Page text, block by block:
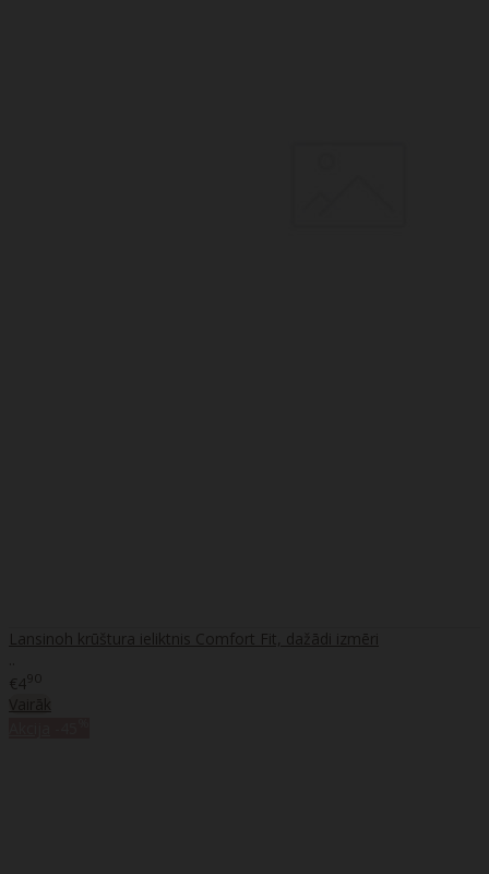
Lansinoh krūštura ieliktnis Comfort Fit, dažādi izmēri
€490
Vairāk